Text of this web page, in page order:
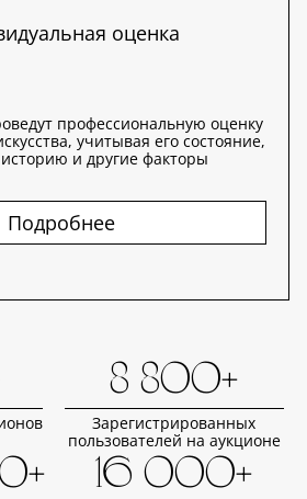
оценка
профессиональную оценку
учитывая его состояние,
историю и другие факторы
Подробнее
8 800+
Зарегистрированных
пользователей на аукционе
16 000+